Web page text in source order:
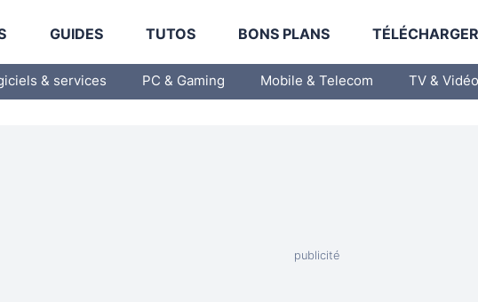
GUIDES TUTOS BONS PLANS
& services PC & Gaming Mobile & Telecom TV & Vidéo